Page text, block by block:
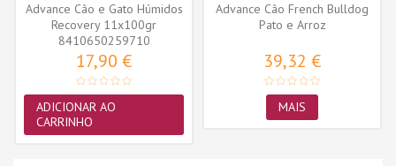
Advance Cão e Gato Húmidos
Recovery 11x100gr
8410650259710
17,90 €
ADICIONAR AO
CARRINHO
Advance Cão French Bulldog
Pato e Arroz
39,32 €
MAIS